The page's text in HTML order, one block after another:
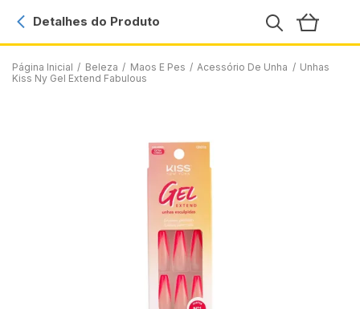
Página Inicial / Beleza / Maos E Pes / Acessório De Unha / Unhas
Kiss Ny Gel Extend Fabulous
Detalhes do Produto